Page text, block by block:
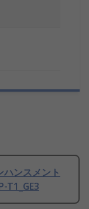
ンスメント
T1_GE3